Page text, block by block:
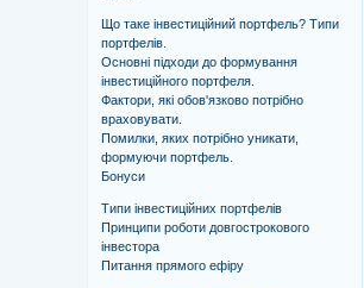
Що таке інвестиційний портфель? Типи
портфелів.
Основні підходи до формування
інвестиційного портфеля.
Фактори, які обов'язково потрібно
враховувати.
Помилки, яких потрібно уникати,
формуючи портфель.
Бонуси
Типи інвестиційних портфелів
Принципи роботи довгострокового
інвестора
Питання прямого ефіру